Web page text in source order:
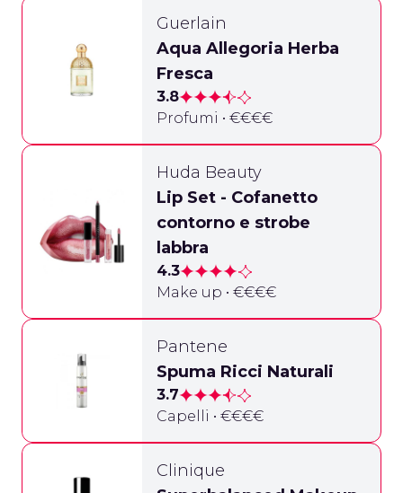
Guerlain
Aqua Allegoria Herba
Fresca
3.8
Profumi • €€€€
Huda Beauty
Lip Set - Cofanetto
contorno e strobe
labbra
4.3
Make up • €€€€
Pantene
Spuma Ricci Naturali
3.7
Capelli • €€€€
Clinique